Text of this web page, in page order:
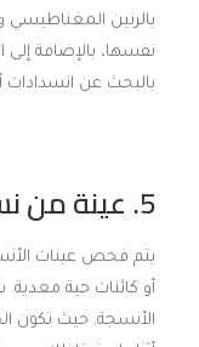
بالرنين
نفسها، بالإضافة
بالبحث عن انسدادات
5. عينة من نسيج الكلى:
يتم فحص عينات
أو كائنات حية
الأنسجة. حيث تكون